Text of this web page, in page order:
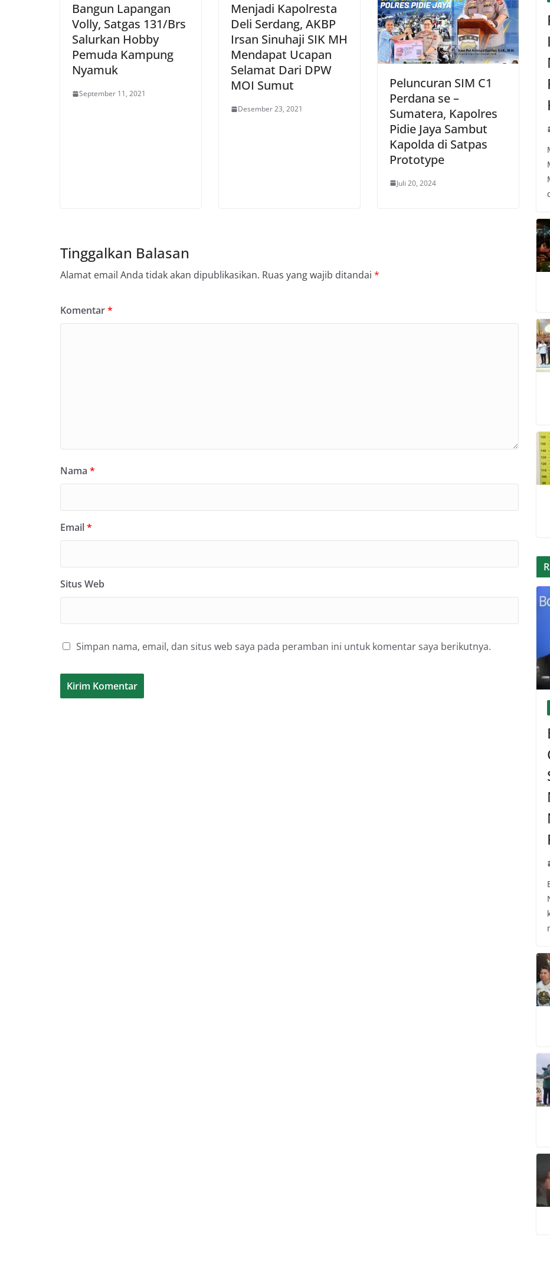
Bangun Lapangan
Volly, Satgas 131/Brs
Salurkan Hobby
Pemuda Kampung
Nyamuk
September 11, 2021
Menjadi Kapolresta
Deli Serdang, AKBP
Irsan Sinuhaji SIK MH
Mendapat Ucapan
Selamat Dari DPW
MOI Sumut
Desember 23, 2021
Peluncuran SIM C1
Perdana se –
Sumatera, Kapolres
Pidie Jaya Sambut
Kapolda di Satpas
Prototype
Juli 20, 2024
Tinggalkan Balasan
Alamat email Anda tidak akan dipublikasikan. Ruas yang wajib ditandai *
Komentar*
Nama *
Email*
Situs Web
Simpan nama, email, dan situs web saya pada peramban ini untuk komentar saya berikutnya.